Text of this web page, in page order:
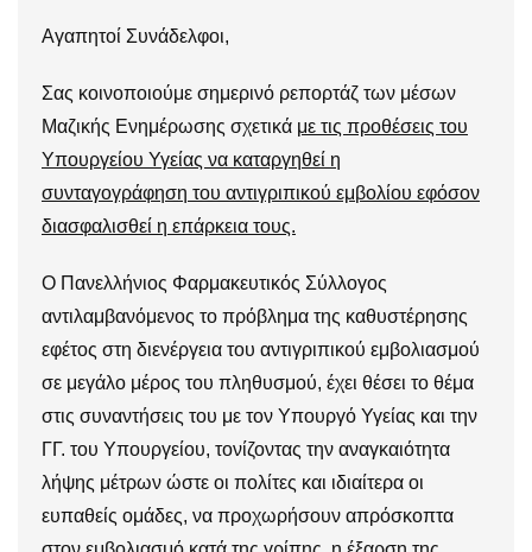
Αγαπητοί Συνάδελφοι,
Σας κοινοποιούμε σημερινό ρεπορτάζ των μέσων
Μαζικής Ενημέρωσης σχετικά με τις προθέσεις του
Υπουργείου Υγείας να καταργηθεί η
συνταγογράφηση του αντιγριπικού εμβολίου εφόσον
διασφαλισθεί η επάρκεια τους.
Ο Πανελλήνιος Φαρμακευτικός Σύλλογος
αντιλαμβανόμενος το πρόβλημα της καθυστέρησης
εφέτος στη διενέργεια του αντιγριπικού εμβολιασμού
σε μεγάλο μέρος του πληθυσμού, έχει θέσει το θέμα
στις συναντήσεις του με τον Υπουργό Υγείας και την
ΓΓ. του Υπουργείου, τονίζοντας την αναγκαιότητα
λήψης μέτρων ώστε οι πολίτες και ιδιαίτερα οι
ευπαθείς ομάδες, να προχωρήσουν απρόσκοπτα